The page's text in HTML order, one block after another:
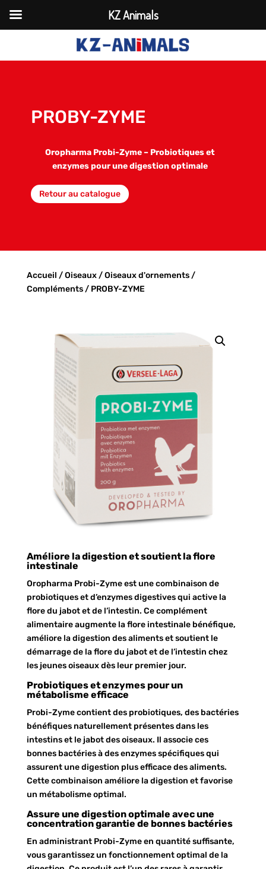
PROBY-ZYME
Oropharma Probi-Zyme – Probiotiques et
enzymes pour une digestion optimale
Retour au catalogue
Accueil /Oiseaux/Oiseaux d'ornements/
Compléments/ PROBY-ZYME
Améliore la digestion et soutient la flore
intestinale
Oropharma Probi-Zyme est une combinaison de
probiotiques et d’enzymes digestives qui active la
flore du jabot et de l’intestin. Ce complément
alimentaire augmente la flore intestinale bénéfique,
améliore la digestion des aliments et soutient le
démarrage de la flore du jabot et de l’intestin chez
les jeunes oiseaux dès leur premier jour.
Probiotiques et enzymes pour un
métabolisme efficace
Probi-Zyme contient des probiotiques, des bactéries
bénéfiques naturellement présentes dans les
intestins et le jabot des oiseaux. Il associe ces
bonnes bactéries à des enzymes spécifiques qui
assurent une digestion plus efficace des aliments.
Cette combinaison améliore la digestion et favorise
un métabolisme optimal.
Assure une digestion optimale avec une
concentration garantie de bonnes bactéries
En administrant Probi-Zyme en quantité suffisante,
vous garantissez un fonctionnement optimal de la
KZ Animals